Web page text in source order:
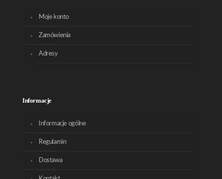
Moje konto
Zamówienia
Adresy
Informacje
Informacje ogólne
Regulamin
Dostawa